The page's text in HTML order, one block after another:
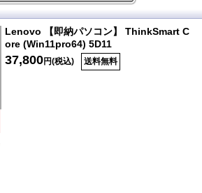
Lenovo 【即納パソコン】 ThinkSmart C
ore (Win11pro64) 5D11
37,800円(税込) 送料無料